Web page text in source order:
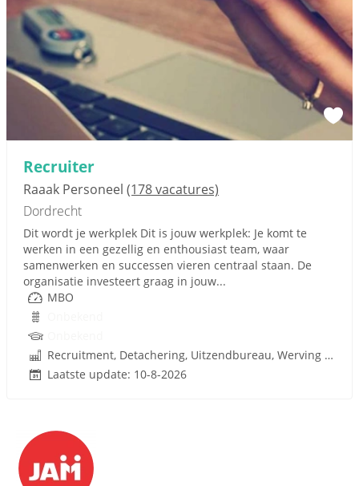
Recruiter
Raaak Personeel (178 vacatures)
Dordrecht
Dit wordt je werkplek Dit is jouw werkplek: Je komt te
werken in een gezellig en enthousiast team, waar
samenwerken en successen vieren centraal staan. De
organisatie investeert graag in jouw...
MBO
Recruitment, Detachering, Uitzendbureau, Werving en Selectie
Laatste update: 10-8-2026